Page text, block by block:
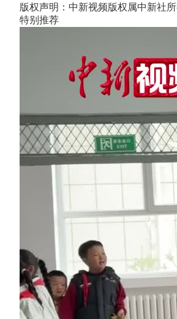
版权声明：中新视频版权属中新社
特别推荐